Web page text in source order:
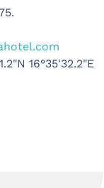
16°35'32.2"E